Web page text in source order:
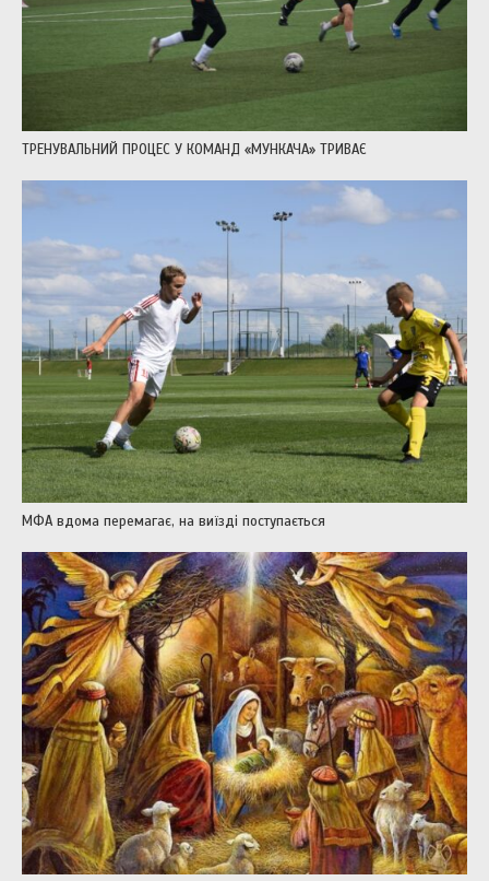
ТРЕНУВАЛЬНИЙ ПРОЦЕС У КОМАНД «МУНКАЧА» ТРИВАЄ
МФА вдома перемагає, на виїзді поступається